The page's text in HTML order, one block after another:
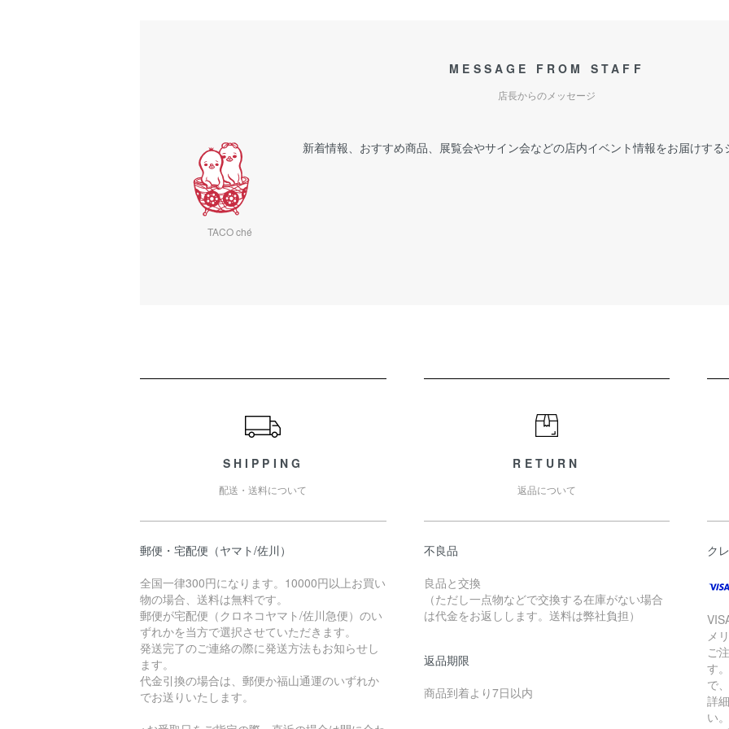
MESSAGE FROM STAFF
店長からのメッセージ
TACO ché
新着情報、おすすめ商品、展覧会やサイン会などの店内イベント情報をお届けする
SHIPPING
配送・送料について
郵便・宅配便（ヤマト/佐川）
全国一律300円になります。10000円以上お買い
物の場合、送料は無料です。
郵便が宅配便（クロネコヤマト/佐川急便）のい
ずれかを当方で選択させていただきます。
発送完了のご連絡の際に発送方法もお知らせし
ます。
代金引換の場合は、郵便か福山通運のいずれか
でお送りいたします。
RETURN
返品について
不良品
良品と交換
（ただし一点物などで交換する在庫がない場合
は代金をお返しします。送料は弊社負担）
返品期限
商品到着より7日以内
ク
メ
ご
す
で
詳
い。